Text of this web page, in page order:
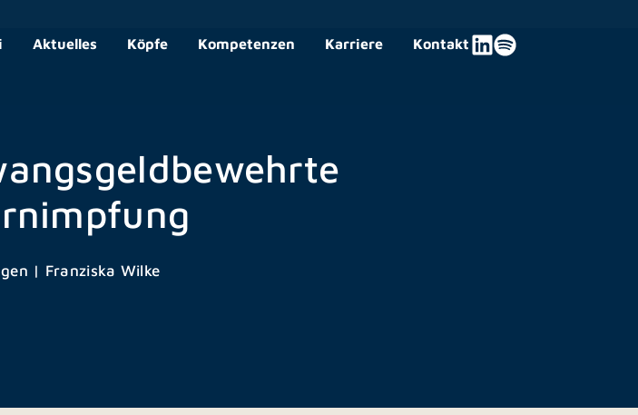
Aktuelles Köpfe Kompetenzen Karriere Kontakt
| Franziska Wilke